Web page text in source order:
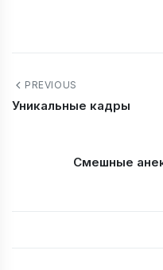
PREVIOUS
Уникальные кадры
Смешные